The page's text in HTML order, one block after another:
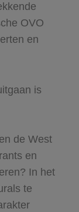
OVO
en
is
de West
en
In het
te